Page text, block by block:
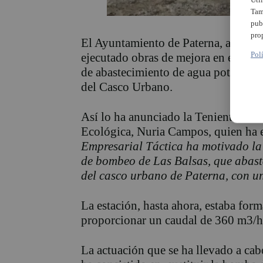
El Ayuntamiento de Paterna, a
ejecutado obras de mejora en el
de abastecimiento de agua potable
del Casco Urbano.
Así lo ha anunciado la Teniente
Ecológica, Nuria Campos, quien ha
Empresarial Táctica ha motivado
de bombeo de Las Balsas, que
del casco urbano de Paterna, con
La estación, hasta ahora, estaba
proporcionar un caudal de 360 m3/
La actuación que se ha llevado a